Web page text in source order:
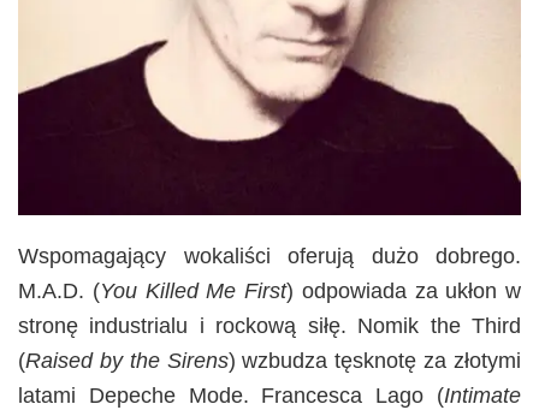
Wspomagający wokaliści oferują dużo dobrego.
M.A.D. (You Killed Me First) odpowiada za ukłon w
stronę industrialu i rockową siłę. Nomik the Third
(Raised by the Sirens) wzbudza tęsknotę za złotymi
latami Depeche Mode. Francesca Lago (Intimate